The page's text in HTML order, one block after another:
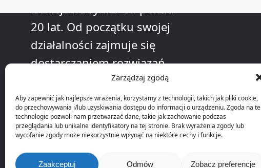
Zarządzaj zgodą
Aby zapewnić jak najlepsze wrażenia, korzystamy z technologii, takich jak pliki cookie,
do przechowywania i/lub uzyskiwania dostępu do informacji o urządzeniu. Zgoda na te
technologie pozwoli nam przetwarzać dane, takie jak zachowanie podczas
przeglądania lub unikalne identyfikatory na tej stronie. Brak wyrażenia zgody lub
wycofanie zgody może niekorzystnie wpłynąć na niektóre cechy i funkcje.
Zaakceptuj Odmów Zobacz preferencje
istnieje na rynku od ponad
20 lat. Od początku swojej
działalności zajmuje się
dostarczaniem rozwiązań
informatycznych dla
przedsiębiorstw
produkcyjnych.